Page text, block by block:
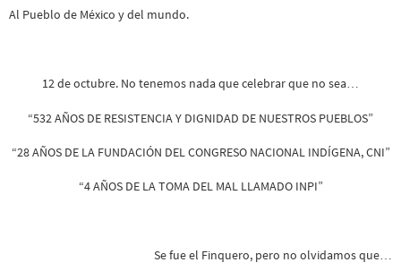
Al Pueblo de México y del mundo.
12 de octubre. No tenemos nada que celebrar que no sea…
“532 AÑOS DE RESISTENCIA Y DIGNIDAD DE NUESTROS PUEBLOS”
“28 AÑOS DE LA FUNDACIÓN DEL CONGRESO NACIONAL INDÍGENA, CNI”
“4 AÑOS DE LA TOMA DEL MAL LLAMADO INPI”
Se fue el Finquero, pero no olvidamos que…